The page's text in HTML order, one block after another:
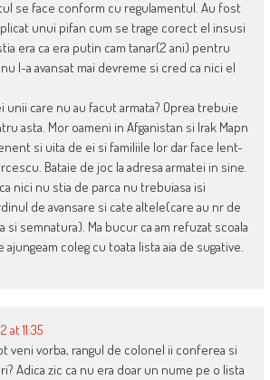
se face conform cu regulamentul. Au fost
unui pifan cum se trage corect el insusi
era ca era putin cam tanar(2 ani) pentru
l-a avansat mai devreme si cred ca nici el
care nu au facut armata? Oprea trebuie
asta. Mor oameni in Afganistan si Irak Mapn
si uita de ei si familiile lor dar face lent-
Bataie de joc la adresa armatei in sine.
nici nu stia de parca nu trebuiasa isi
de avansare si cate altele(care au nr de
si semnatura). Ma bucur ca am refuzat scoala
coleg cu toata lista aia de sugative.
at 11:35
veni vorba, rangul de colonel ii conferea si
Adica zic ca nu era doar un nume pe o lista